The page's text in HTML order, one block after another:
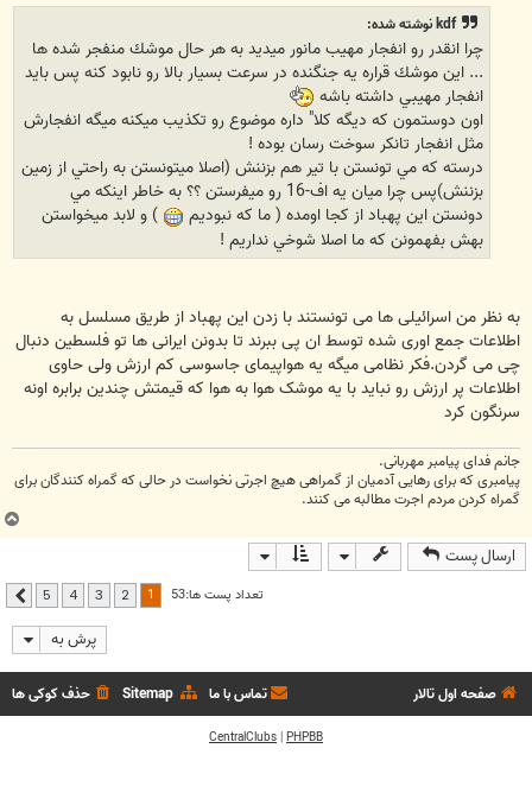
kdf نوشته شده:
چرا انقدر رو انفجار مهيب مانور ميديد به هر حال موشك منفجر شده ها
... اين موشك قراره يه جنگنده در سرعت بسيار بالا رو نابود كنه پس بايد
انفجار مهيبي داشته باشه
اون دوستمون كه ديگه كلا" داره موضوع رو تكذيب ميكنه ميگه انفجارش
مثل انفجار تانكر سوخت رسان بوده !
درسته كه مي تونستن با تير هم بزننش (اصلا ميتونستن به راحتي از زمين
بزننش)پس چرا ميان يه اف-16 رو ميفرستن ؟؟ به خاطر اينكه مي
دونستن اين پهباد از كجا اومده ( ما كه نبوديم
) و لابد ميخواستن
بهش بفهمونن كه ما اصلا شوخي نداريم !
به نظر من اسرائیلی ها می تونستند با زدن این پهباد از طریق مسلسل به
اطلاعات جمع اوری شده توسط ان پی ببرند تا بدونن ایرانی ها تو فلسطین دنبال
چی می گردن.فکر نظامی میگه یه هواپیمای جاسوسی کم ارزش ولی حاوی
اطلاعات پر ارزش رو نباید با یه موشک هوا به هوا که قیمتش چندین برابره اونه
سرنگون کرد
جانم فدای پیامبر مهربانی.
پیامبری که برای رهایی آدمیان از گمراهی هیچ اجرتی نخواست در حالی که گمراه کنندگان برای
گمراه کردن مردم اجرت مطالبه می کنند.
ب
ا
ارسال پست
تعداد پست ها:53 2
3
4
5 بعدی
پرش به
صفحه اول تالار حذف کوکی ها Sitemap تماس با ما
PHPBB
|
CentralClubs